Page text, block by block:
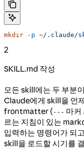
mkdir -p ~/.claude/
2
SKILL.md 작성
모든 skill에는 두 부분
Claude에게 skill을 언
frontmatter (--- 마커
르는 지침이 있는
입력하는 명령어가 되
skill을 로드할 시기를